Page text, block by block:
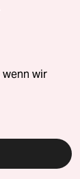
wenn wir